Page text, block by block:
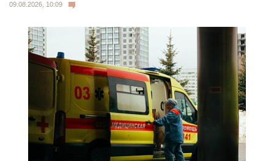
09.08.2026, 10:09